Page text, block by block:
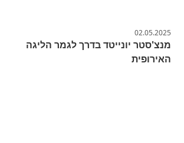
02.05.2025
מנצ'סטר יונייטד בדרך לגמר הליגה
האירופית